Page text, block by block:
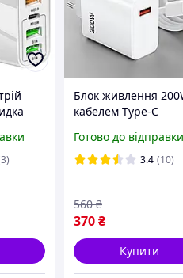
Блок живлення
кабелем Type-C
зарядка 2в1 для
смартфона
Готово до відправки
3.4 (10)
370₴
560 ₴
Купити